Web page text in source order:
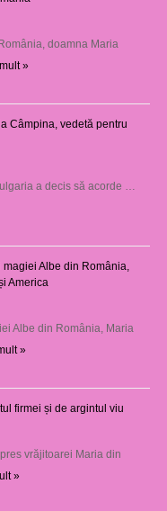
doamna Maria
»
Câmpina, vedetă pentru
a decis să acorde …
Albe din România,
America
Albe din România, Maria
»
firmei și de argintul viu
vrăjitoarei Maria din
»